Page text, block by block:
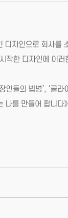
디자인으로 회사를
작한 디자인에 이러
들의 넵병’, ‘클라
를 만들어 팝니다